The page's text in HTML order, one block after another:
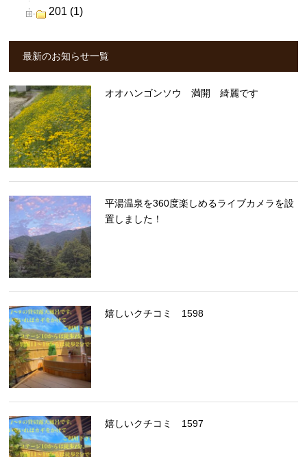
201 (1)
最新のお知らせ一覧
オオハンゴンソウ 満開 綺麗です
平湯温泉を360度楽しめるライブカメラを設
置しました！
嬉しいクチコミ 1598
嬉しいクチコミ 1597